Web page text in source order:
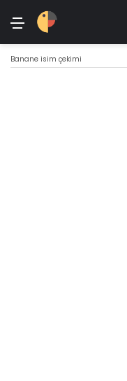
Menü
Banane isim çekimi